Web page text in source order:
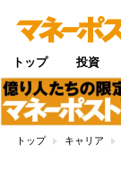
トップ 投資
トップ キャリア